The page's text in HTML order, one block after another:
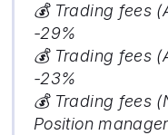
💰 Trading fees
-29%
💰 Trading fees
-23%
💰 Trading fees
Position